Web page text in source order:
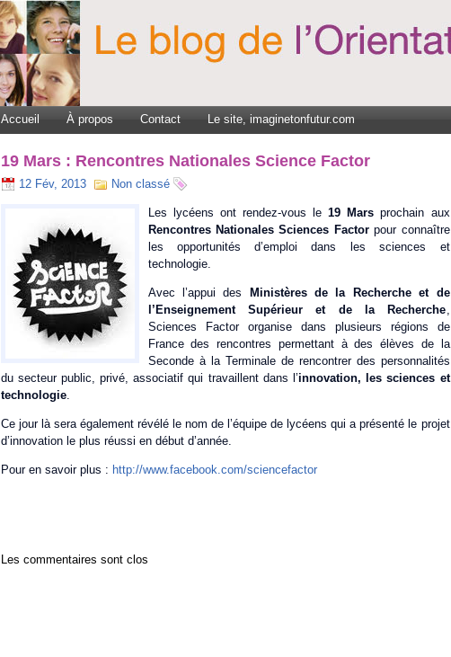
Accueil À propos Contact Le site, imaginetonfutur.com
19 Mars : Rencontres Nationales Science Factor
12 Fév, 2013 Non classé
Les lycéens ont rendez-vous le19 Mars prochain aux
Rencontres Nationales Sciences Factorpour connaître
les opportunités d’emploi dans les sciences et
technologie.
Avec l’appui des
Ministères de la Recherche et de
l’Enseignement Supérieur et de la Recherche,
Sciences Factor organise dans plusieurs régions de
France des rencontres permettant à des élèves de la
Seconde à la Terminale de rencontrer des personnalités
du secteur public, privé, associatif qui travaillent dans l’innovation, les sciences et
technologie.
Ce jour là sera également révélé le nom de l’équipe de lycéens qui a présenté le projet
d’innovation le plus réussi en début d’année.
Pour en savoir plus : http://www.facebook.com/sciencefactor
Les commentaires sont clos